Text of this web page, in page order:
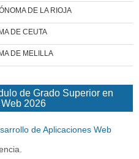
DE LA RIOJA
DE CEUTA
DE MELILLA
de Grado Superior en
2026
de Aplicaciones Web